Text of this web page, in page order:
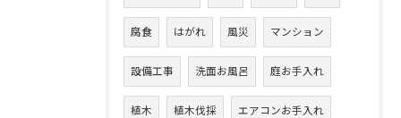
腐食 はがれ 風災 マンション
設備工事 洗面お風呂 庭お手入れ
植木 植木伐採 エアコンお手入れ